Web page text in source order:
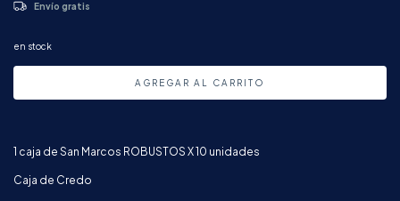
Envío gratis
en stock
1 caja de San Marcos ROBUSTOS X 10 unidades
Caja de Credo